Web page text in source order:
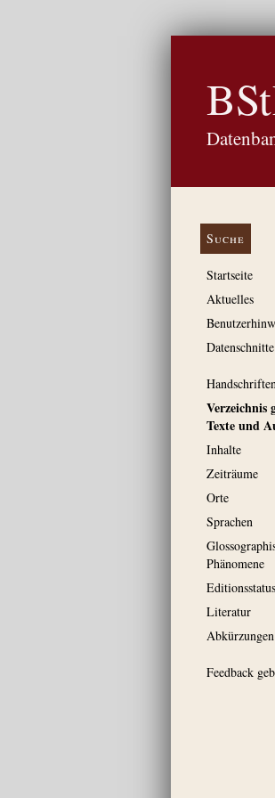
Suche
Startseite
Aktuelles
Datenschnitte
Verzeichnis
Texte und
Inhalte
Zeiträume
Orte
Sprachen
Phänomene
Editionsstatus
Literatur
Abkürzungen
Feedback